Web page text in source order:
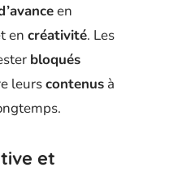
en
en créativité. Les
bloqués
leurscontenus à
et